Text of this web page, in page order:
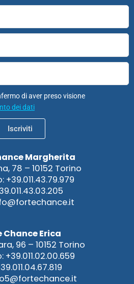
di aver preso visione
dei dati
Iscriviti
Margherita
78 – 10152 Torino
+39.011.43.79.979
Chance Erica
96 – 10152 Torino
+39.011.02.00.659